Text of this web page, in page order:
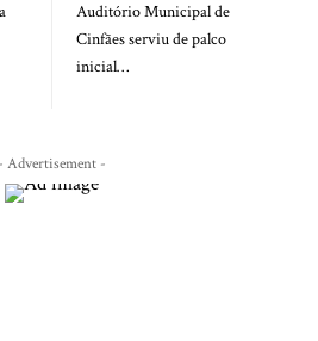
Auditório Municipal de
Cinfães serviu de palco
inicial…
- Advertisement -